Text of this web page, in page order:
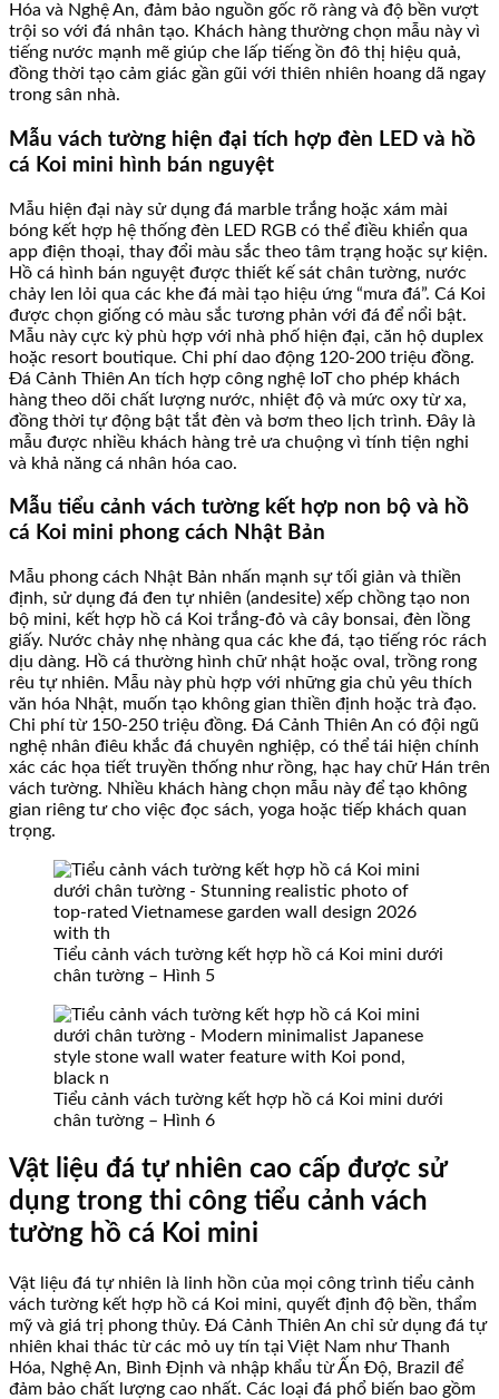
Hóa và Nghệ An, đảm bảo nguồn gốc rõ ràng và độ bền vượt
trội so với đá nhân tạo. Khách hàng thường chọn mẫu này vì
tiếng nước mạnh mẽ giúp che lấp tiếng ồn đô thị hiệu quả,
đồng thời tạo cảm giác gần gũi với thiên nhiên hoang dã ngay
trong sân nhà.
Mẫu vách tường hiện đại tích hợp đèn LED và hồ
cá Koi mini hình bán nguyệt
Mẫu hiện đại này sử dụng đá marble trắng hoặc xám mài
bóng kết hợp hệ thống đèn LED RGB có thể điều khiển qua
app điện thoại, thay đổi màu sắc theo tâm trạng hoặc sự kiện.
Hồ cá hình bán nguyệt được thiết kế sát chân tường, nước
chảy len lỏi qua các khe đá mài tạo hiệu ứng “mưa đá”. Cá Koi
được chọn giống có màu sắc tương phản với đá để nổi bật.
Mẫu này cực kỳ phù hợp với nhà phố hiện đại, căn hộ duplex
hoặc resort boutique. Chi phí dao động 120-200 triệu đồng.
Đá Cảnh Thiên An tích hợp công nghệ IoT cho phép khách
hàng theo dõi chất lượng nước, nhiệt độ và mức oxy từ xa,
đồng thời tự động bật tắt đèn và bơm theo lịch trình. Đây là
mẫu được nhiều khách hàng trẻ ưa chuộng vì tính tiện nghi
và khả năng cá nhân hóa cao.
Mẫu tiểu cảnh vách tường kết hợp non bộ và hồ
cá Koi mini phong cách Nhật Bản
Mẫu phong cách Nhật Bản nhấn mạnh sự tối giản và thiền
định, sử dụng đá đen tự nhiên (andesite) xếp chồng tạo non
bộ mini, kết hợp hồ cá Koi trắng-đỏ và cây bonsai, đèn lồng
giấy. Nước chảy nhẹ nhàng qua các khe đá, tạo tiếng róc rách
dịu dàng. Hồ cá thường hình chữ nhật hoặc oval, trồng rong
rêu tự nhiên. Mẫu này phù hợp với những gia chủ yêu thích
văn hóa Nhật, muốn tạo không gian thiền định hoặc trà đạo.
Chi phí từ 150-250 triệu đồng. Đá Cảnh Thiên An có đội ngũ
nghệ nhân điêu khắc đá chuyên nghiệp, có thể tái hiện chính
xác các họa tiết truyền thống như rồng, hạc hay chữ Hán trên
vách tường. Nhiều khách hàng chọn mẫu này để tạo không
gian riêng tư cho việc đọc sách, yoga hoặc tiếp khách quan
trọng.
Tiểu cảnh vách tường kết hợp hồ cá Koi mini dưới
chân tường – Hình 5
Tiểu cảnh vách tường kết hợp hồ cá Koi mini dưới
chân tường – Hình 6
Vật liệu đá tự nhiên cao cấp được sử
dụng trong thi công tiểu cảnh vách
tường hồ cá Koi mini
Vật liệu đá tự nhiên là linh hồn của mọi công trình tiểu cảnh
vách tường kết hợp hồ cá Koi mini, quyết định độ bền, thẩm
mỹ và giá trị phong thủy. Đá Cảnh Thiên An chỉ sử dụng đá tự
nhiên khai thác từ các mỏ uy tín tại Việt Nam như Thanh
Hóa, Nghệ An, Bình Định và nhập khẩu từ Ấn Độ, Brazil để
đảm bảo chất lượng cao nhất. Các loại đá phổ biến bao gồm